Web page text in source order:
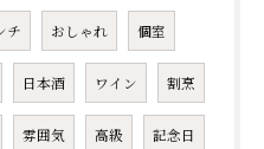
チ おしゃれ 個室
日本酒 ワイン 割烹
雰囲気 高級 記念日